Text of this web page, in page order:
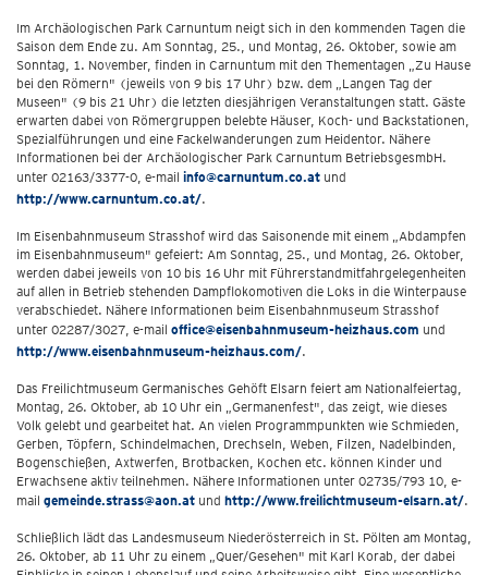
Im Archäologischen Park Carnuntum neigt sich in den kommenden Tagen die
Saison dem Ende zu. Am Sonntag, 25., und Montag, 26. Oktober, sowie am
Sonntag, 1. November, finden in Carnuntum mit den Thementagen „Zu Hause
bei den Römern" (jeweils von 9 bis 17 Uhr) bzw. dem „Langen Tag der
Museen" (9 bis 21 Uhr) die letzten diesjährigen Veranstaltungen statt. Gäste
erwarten dabei von Römergruppen belebte Häuser, Koch- und Backstationen,
Spezialführungen und eine Fackelwanderungen zum Heidentor. Nähere
Informationen bei der Archäologischer Park Carnuntum BetriebsgesmbH.
unter 02163/3377-0, e-mail info@carnuntum.co.at und
http://www.carnuntum.co.at/.
Im Eisenbahnmuseum Strasshof wird das Saisonende mit einem „Abdampfen
im Eisenbahnmuseum" gefeiert: Am Sonntag, 25., und Montag, 26. Oktober,
werden dabei jeweils von 10 bis 16 Uhr mit Führerstandmitfahrgelegenheiten
auf allen in Betrieb stehenden Dampflokomotiven die Loks in die Winterpause
verabschiedet. Nähere Informationen beim Eisenbahnmuseum Strasshof
unter 02287/3027, e-mail office@eisenbahnmuseum-heizhaus.com und
http://www.eisenbahnmuseum-heizhaus.com/.
Das Freilichtmuseum Germanisches Gehöft Elsarn feiert am Nationalfeiertag,
Montag, 26. Oktober, ab 10 Uhr ein „Germanenfest", das zeigt, wie dieses
Volk gelebt und gearbeitet hat. An vielen Programmpunkten wie Schmieden,
Gerben, Töpfern, Schindelmachen, Drechseln, Weben, Filzen, Nadelbinden,
Bogenschießen, Axtwerfen, Brotbacken, Kochen etc. können Kinder und
Erwachsene aktiv teilnehmen. Nähere Informationen unter 02735/793 10, e-
mail gemeinde.strass@aon.at und http://www.freilichtmuseum-elsarn.at/.
Schließlich lädt das Landesmuseum Niederösterreich in St. Pölten am Montag,
26. Oktober, ab 11 Uhr zu einem „Quer/Gesehen" mit Karl Korab, der dabei